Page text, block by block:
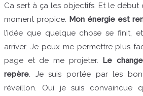
Ca sert à ça les objectifs. Et le début
moment propice. Mon énergie est
l’idée que quelque chose se finit,
arriver. Je peux me permettre plus
page et de me projeter. Le
repère. Je suis portée par les
réveillon. Oui je suis convaincue